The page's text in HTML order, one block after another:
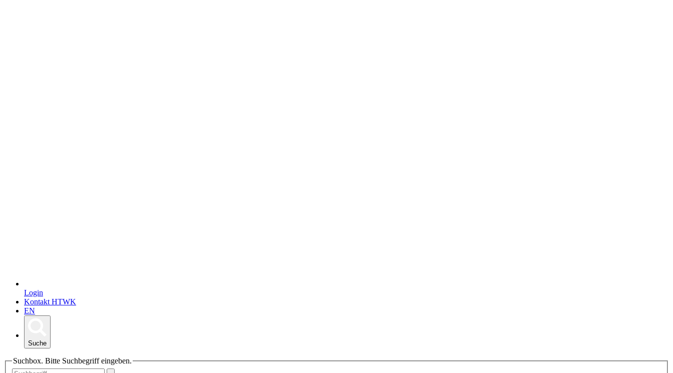
Login
Kontakt HTWK
EN
Suche
Suchbox. Bitte Suchbegriff eingeben.